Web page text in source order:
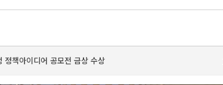
책아이디어 공모전 금상 수상